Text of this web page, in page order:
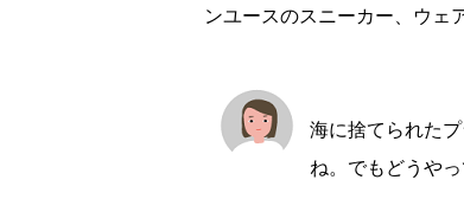
ンユースのスニーカー、ウェ
海に捨てられた
ね。でもどうや